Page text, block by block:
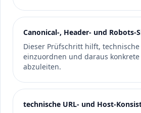
Canonical-, Header- und Robots-
Dieser Prüfschritt hilft,
einzuordnen und daraus konkrete
abzuleiten.
technische URL- und Host-